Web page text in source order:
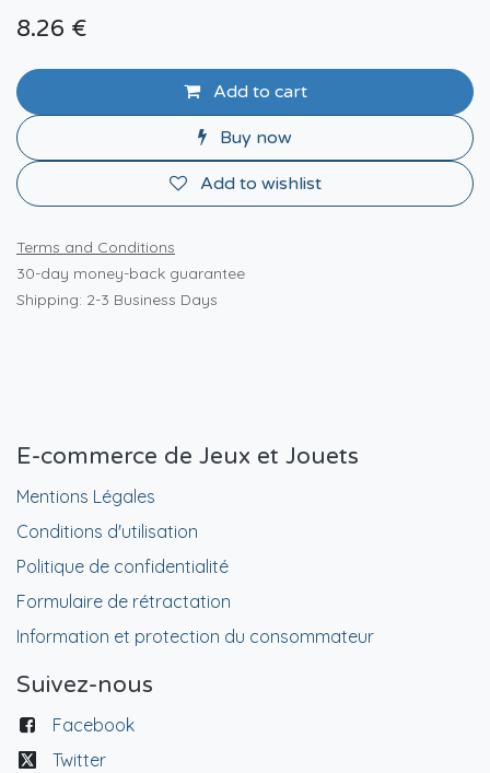
8.26 €
Add to cart
Buy now
Add to wishlist
Terms and Conditions
30-day money-back guarantee
Shipping: 2-3 Business Days
E-commerce de Jeux et Jouets
Mentions Légales
Conditions d'utilisation
Politique de confidentialité
Formulaire de rétractation
Information et protection du consommateur
Suivez-nous
Facebook
Twitter